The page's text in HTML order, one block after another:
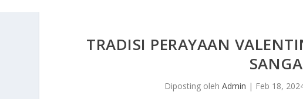
TRADISI PERAYAAN
Diposting oleh Admin | Feb 18,